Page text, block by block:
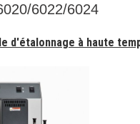
6022/6024
d'étalonnage à haute